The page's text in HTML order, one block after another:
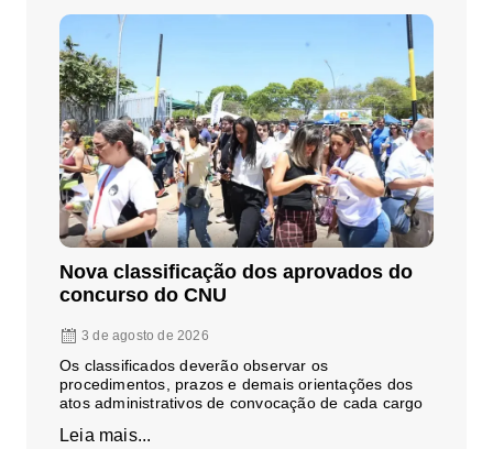
Nova classificação dos aprovados do
concurso do CNU
3 de agosto de 2026
Os classificados deverão observar os
procedimentos, prazos e demais orientações dos
atos administrativos de convocação de cada cargo
Leia mais...